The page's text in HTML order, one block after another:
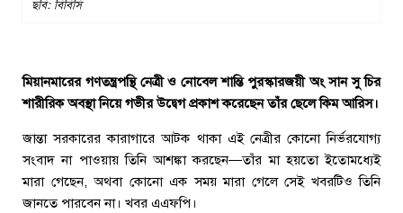
ছবি: বিবিসি
মিয়ানমারের গণতন্ত্রপন্থি নেত্রী ও নোবেল শান্তি পুরস্কারজয়ী অং সান সু চির
শারীরিক অবস্থা নিয়ে গভীর উদ্বেগ প্রকাশ করেছেন তাঁর ছেলে কিম আরিস।
জান্তা সরকারের কারাগারে আটক থাকা এই নেত্রীর কোনো নির্ভরযোগ্য
সংবাদ না পাওয়ায় তিনি আশঙ্কা করছেন—তাঁর মা হয়তো ইতোমধ্যেই
মারা গেছেন, অথবা কোনো এক সময় মারা গেলে সেই খবরটিও তিনি
জানতে পারবেন না। খবর এএফপি।